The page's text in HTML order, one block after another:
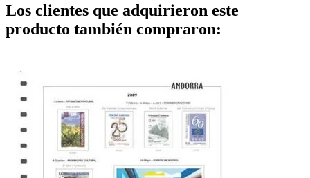
Los clientes que adquirieron este
producto también compraron: